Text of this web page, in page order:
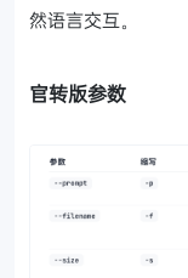
然语言交互。
官转版参数